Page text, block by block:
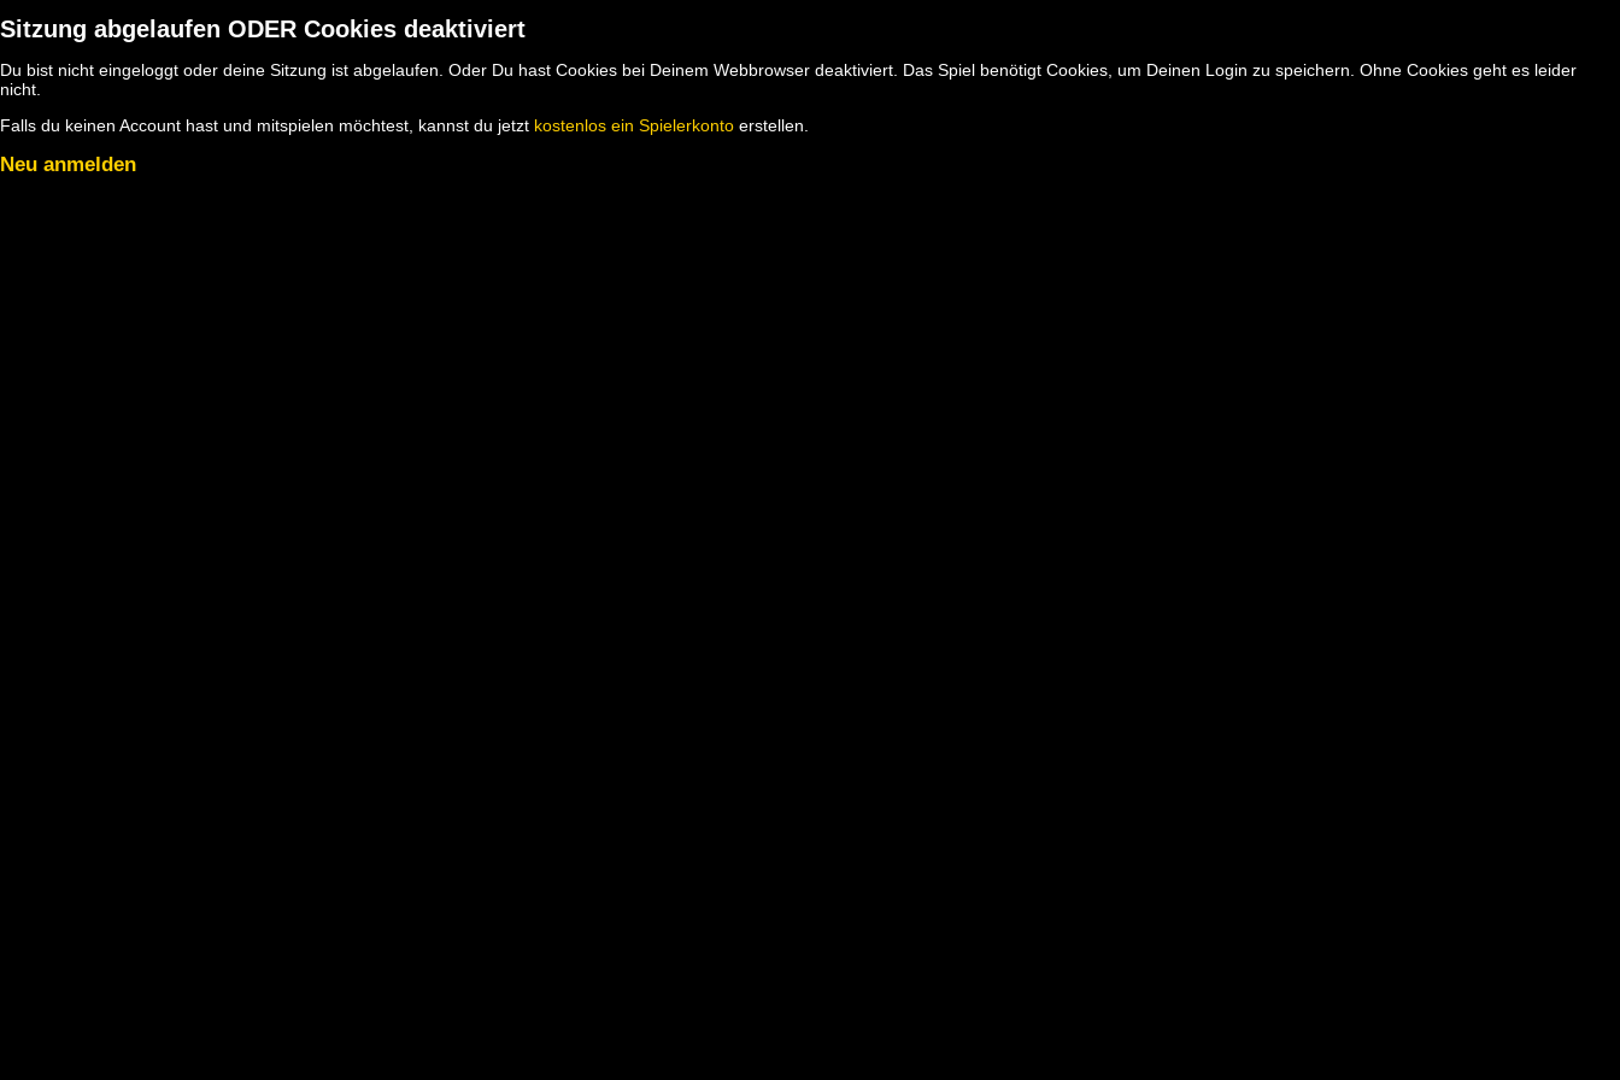
Sitzung abgelaufen ODER Cookies deaktiviert
Du bist nicht eingeloggt oder deine Sitzung ist abgelaufen. Oder Du hast Cookies bei Deinem Webbrowser deaktiviert. Das Spiel benötigt Cookies, um Deinen Login zu speichern. Ohne Cookies geht es leider
nicht.
Falls du keinen Account hast und mitspielen möchtest, kannst du jetzt kostenlos ein Spielerkonto erstellen.
Neu anmelden